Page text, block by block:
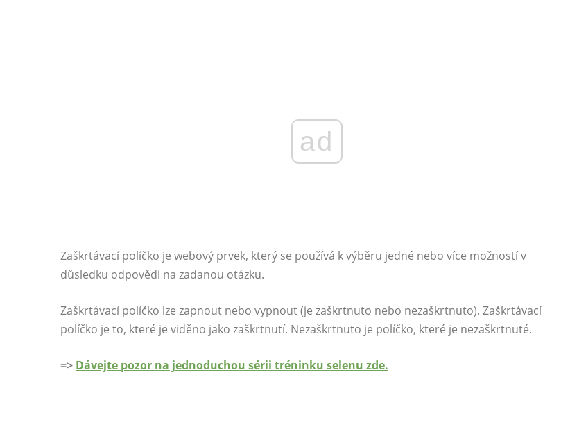
ad
Zaškrtávací políčko je webový prvek, který se používá k výběru jedné nebo více možností v
důsledku odpovědi na zadanou otázku.
Zaškrtávací políčko lze zapnout nebo vypnout (je zaškrtnuto nebo nezaškrtnuto). Zaškrtávací
políčko je to, které je viděno jako zaškrtnutí. Nezaškrtnuto je políčko, které je nezaškrtnuté.
=> Dávejte pozor na jednoduchou sérii tréninku selenu zde.